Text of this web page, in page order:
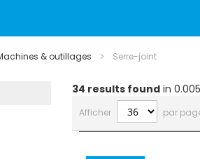
& outillages Serre-joint
34 results found in
Afficher par